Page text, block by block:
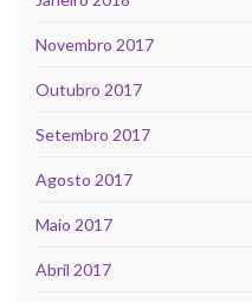
Novembro 2017
Outubro 2017
Setembro 2017
Agosto 2017
Maio 2017
Abril 2017